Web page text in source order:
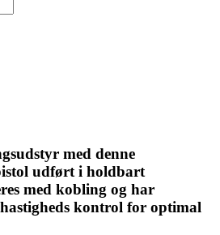
med denne
udført i holdbart
med kobling og har
kontrol for optimal